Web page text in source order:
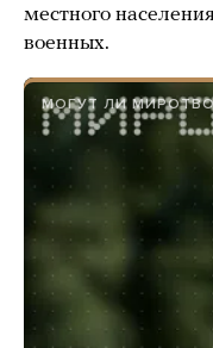
местного
военных.
МОГУТ ЛИ